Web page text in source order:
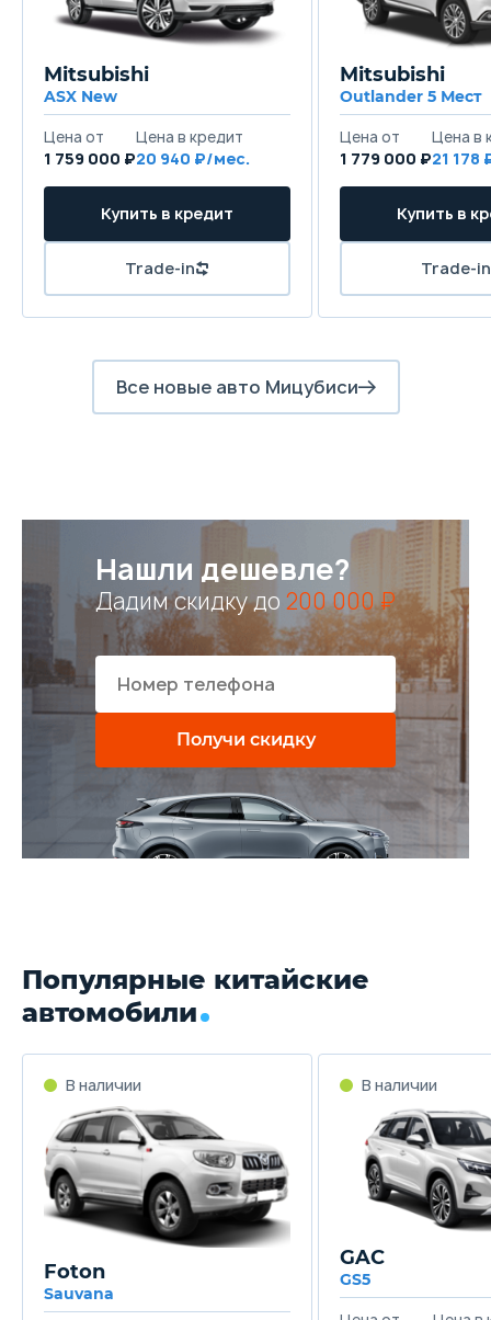
Mitsubishi
ASX New
1 759 000 ₽20 940
Mitsubishi
Outlander 5 Мест
1 779 000 ₽21 178
Все новые авто Мицубиси
Нашли дешевле?
Дадим скидку до 200 000 ₽
Получи скидку
Популярные китайские
автомобили
Foton
Sauvana
GAC
GS5